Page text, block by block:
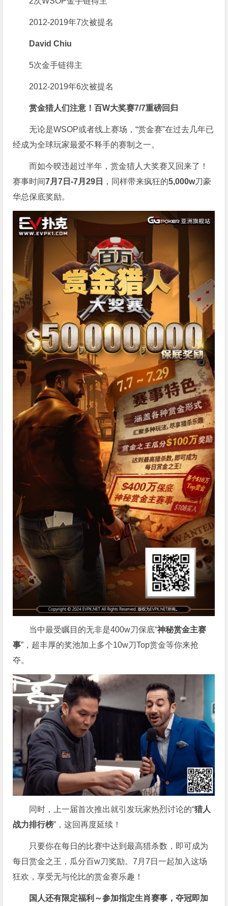
2012-2019年7次被提名
David Chiu
5次金手链得主
2012-2019年6次被提名
赏金猎人们注意！百W大奖赛7/7重磅回归
无论是WSOP或者线上赛场，“赏金赛”在过去几年已
经成为全球玩家最爱不释手的赛制之一。
而如今暌违超过半年，赏金猎人大奖赛又回来了！
赛事时间7月7日-7月29日 ，同样带来疯狂的5,000w刀豪
华总保底奖励。
当中最受瞩目的无非是400w刀保底“神秘赏金主赛
事”，超丰厚的奖池加上多个10w刀Top赏金等你来抢
夺。
同时，上一届首次推出就引发玩家热烈讨论的“猎人
战力排行榜”，这回再度延续！
只要你在每日的比赛中达到最高猎杀数，即可成为
每日赏金之王，瓜分百w刀奖励。7月7日一起加入这场
狂欢，享受无与伦比的赏金赛乐趣！
国人还有限定福利～参加指定生肖赛事，夺冠即加